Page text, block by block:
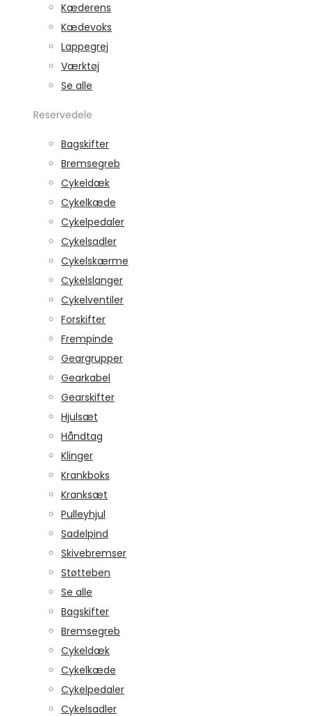
Kæderens
Kædevoks
Lappegrej
Værktøj
Se alle
Reservedele
Bagskifter
Bremsegreb
Cykeldæk
Cykelkæde
Cykelpedaler
Cykelsadler
Cykelskærme
Cykelslanger
Cykelventiler
Forskifter
Frempinde
Geargrupper
Gearkabel
Gearskifter
Hjulsæt
Håndtag
Klinger
Krankboks
Kranksæt
Pulleyhjul
Sadelpind
Skivebremser
Støtteben
Se alle
Bagskifter
Bremsegreb
Cykeldæk
Cykelkæde
Cykelpedaler
Cykelsadler